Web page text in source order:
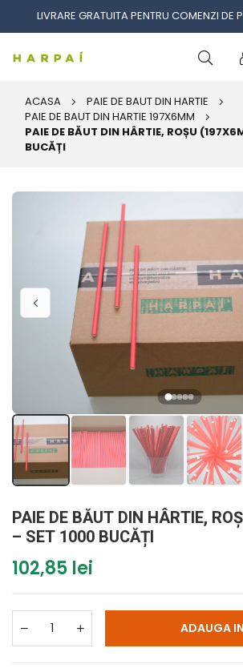
LIVRARE GRATUITA PENTRU COMENZI DE
ACASA
PAIE DE BAUT DIN HARTIE
PAIE DE BAUT DIN HARTIE 197X6MM
PAIE DE BĂUT DIN HÂRTIE, ROȘU
BUCĂȚI
PAIE DE BĂUT DIN HÂRTIE,
– SET 1000 BUCĂȚI
102,85 lei
ADAUGA